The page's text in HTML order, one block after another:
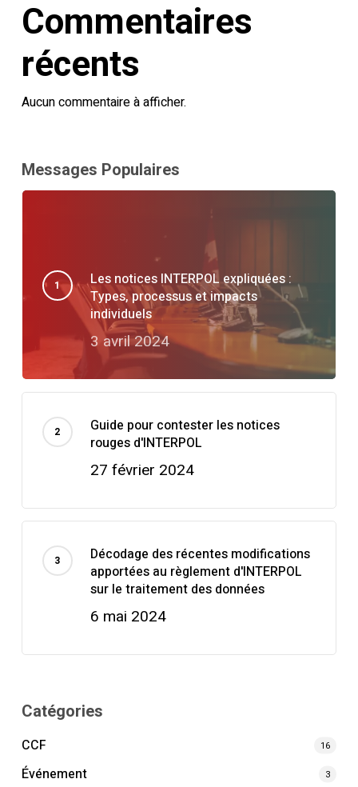
Commentaires
récents
Aucun commentaire à afficher.
Messages Populaires
Les notices INTERPOL expliquées :
Types, processus et impacts
individuels
3 avril 2024
Guide pour contester les notices
rouges d'INTERPOL
27 février 2024
Décodage des récentes modifications
apportées au règlement d'INTERPOL
sur le traitement des données
6 mai 2024
Catégories
CCF
16
Événement 3